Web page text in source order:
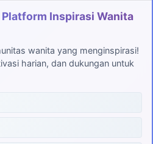
Inspirasi Wanita
wanita yang menginspirasi!
harian, dan dukungan untuk